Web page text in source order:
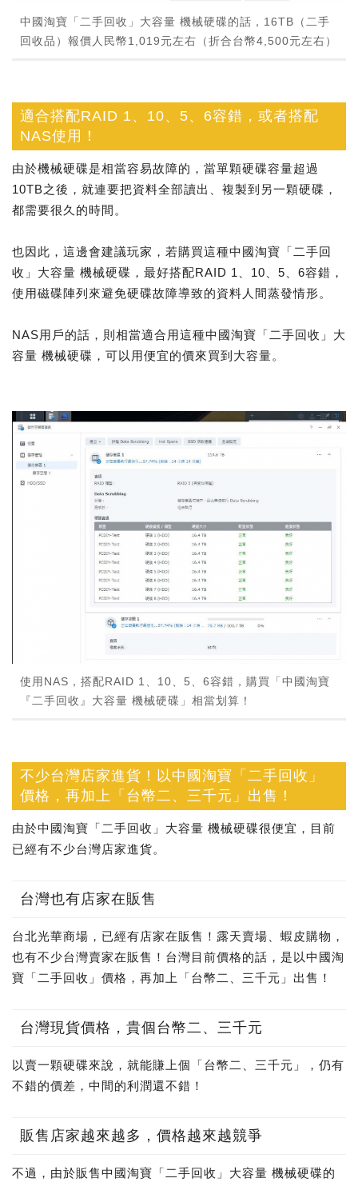
中國淘寶「二手回收」大容量 機械硬碟的話，16TB（二手
回收品）報價人民幣1,019元左右（折合台幣4,500元左右）
適合搭配RAID 1、10、5、6容錯，或者搭配
NAS使用！
由於機械硬碟是相當容易故障的，當單顆硬碟容量超過
10TB之後，就連要把資料全部讀出、複製到另一顆硬碟，
都需要很久的時間。
也因此，這邊會建議玩家，若購買這種中國淘寶「二手回
收」大容量 機械硬碟，最好搭配RAID 1、10、5、6容錯，
使用磁碟陣列來避免硬碟故障導致的資料人間蒸發情形。
NAS用戶的話，則相當適合用這種中國淘寶「二手回收」大
容量 機械硬碟，可以用便宜的價來買到大容量。
使用NAS，搭配RAID 1、10、5、6容錯，購買「中國淘寶
『二手回收』大容量 機械硬碟」相當划算！
不少台灣店家進貨！以中國淘寶「二手回收」
價格，再加上「台幣二、三千元」出售！
由於中國淘寶「二手回收」大容量 機械硬碟很便宜，目前
已經有不少台灣店家進貨。
台灣也有店家在販售
台北光華商場，已經有店家在販售！露天賣場、蝦皮購物，
也有不少台灣賣家在販售！台灣目前價格的話，是以中國淘
寶「二手回收」價格，再加上「台幣二、三千元」出售！
台灣現貨價格，貴個台幣二、三千元
以賣一顆硬碟來說，就能賺上個「台幣二、三千元」，仍有
不錯的價差，中間的利潤還不錯！
販售店家越來越多，價格越來越競爭
不過，由於販售中國淘寶「二手回收」大容量 機械硬碟的